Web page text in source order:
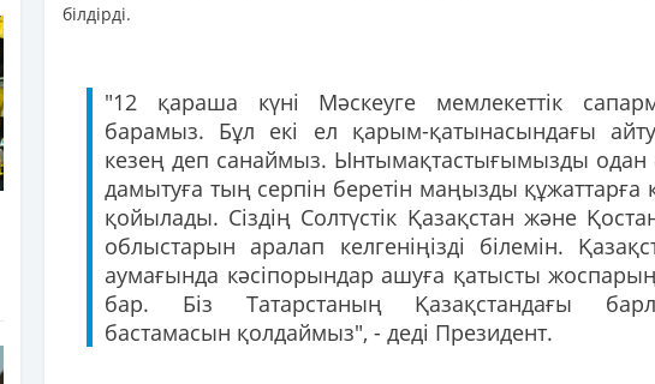
білдірді.
"12 қараша күні Мәскеуге мемлекеттік
барамыз. Бұл екі ел қарым-қатынасындағы
кезең деп санаймыз. Ынтымақтастығымызды одан
дамытуға тың серпін беретін маңызды құжаттарға
қойылады. Сіздің Солтүстік Қазақстан және
облыстарын аралап келгеніңізді білемін.
аумағында кәсіпорындар ашуға қатысты
бар. Біз Татарстаның Қазақстандағы
бастамасын қолдаймыз", - деді Президент.